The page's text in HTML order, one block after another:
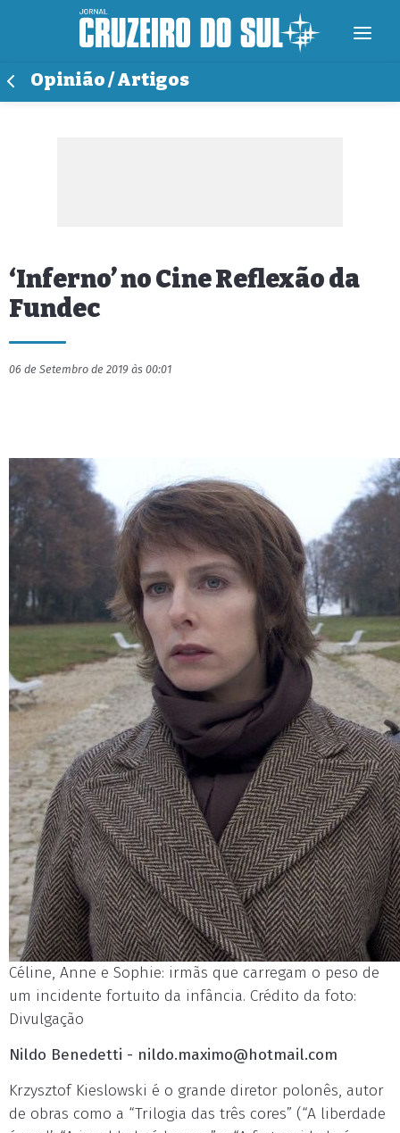
Opinião / Artigos
‘Inferno’ no Cine Reflexão da
Fundec
06 de Setembro de 2019 às 00:01
Céline, Anne e Sophie: irmãs que carregam o peso de
um incidente fortuito da infância. Crédito da foto:
Divulgação
Nildo Benedetti - nildo.maximo@hotmail.com
Krzysztof Kieslowski é o grande diretor polonês, autor
de obras como a “Trilogia das três cores” (“A liberdade